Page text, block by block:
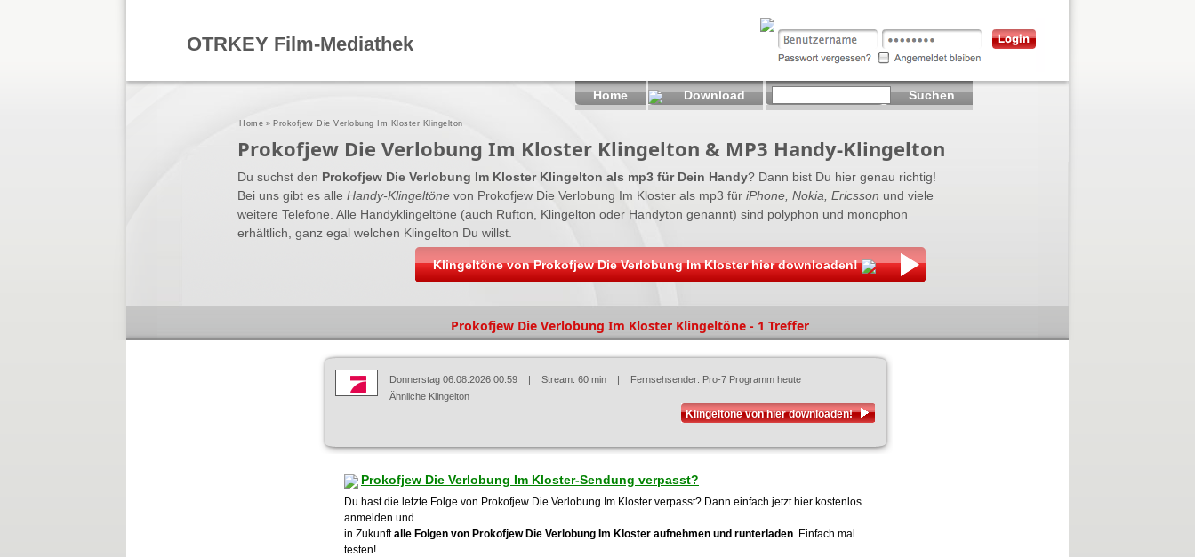
Prokofjew Die Verlobung Im Kloster Klingelton & MP3 Handy-Klingelton
Du suchst den Prokofjew Die Verlobung Im Kloster Klingelton als mp3 für Dein Handy? Dann bist Du hier genau richtig!
Bei uns gibt es alle Handy-Klingeltöne von Prokofjew Die Verlobung Im Kloster als mp3 für iPhone, Nokia, Ericsson und viele
weitere Telefone. Alle Handyklingeltöne (auch Rufton, Klingelton oder Handyton genannt) sind polyphon und monophon
erhältlich, ganz egal welchen Klingelton Du willst.
Klingeltöne von Prokofjew Die Verlobung Im Kloster hier downloaden!
Prokofjew Die Verlobung Im Kloster Klingeltöne - 1 Treffer
Donnerstag 06.08.2026 00:59 | Stream: 60 min | Fernsehsender: Pro-7 Programm heute
Ähnliche Klingelton
Klingeltöne von hier downloaden!
Prokofjew Die Verlobung Im Kloster-Sendung verpasst?
Du hast die letzte Folge von Prokofjew Die Verlobung Im Kloster verpasst? Dann einfach jetzt hier kostenlos
anmelden und
in Zukunftalle Folgen von Prokofjew Die Verlobung Im Kloster aufnehmen und runterladen. Einfach mal
testen!
Home » Prokofjew Die Verlobung Im Kloster Klingelton
OTRKEY Film-Mediathek
Home Download Suchen